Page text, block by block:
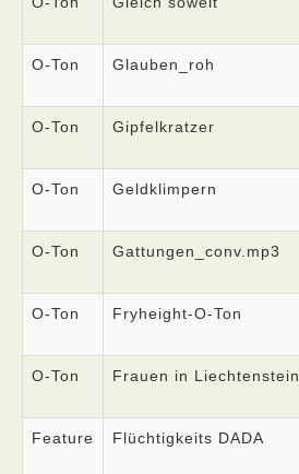
O-Ton Glauben_roh
O-Ton Gipfelkratzer
O-Ton Geldklimpern
O-Ton Gattungen_conv.mp3
O-Ton Fryheight-O-Ton
O-Ton Frauen in Liechtenstein
Feature Flüchtigkeits DADA